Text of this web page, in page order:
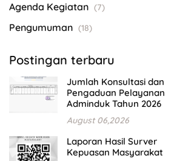
Agenda Kegiatan (7)
Pengumuman (18)
Postingan terbaru
Jumlah Konsultasi dan
Pengaduan Pelayanan
Adminduk Tahun 2026
August 06,2026
Laporan Hasil Surver
Kepuasan Masyarakat